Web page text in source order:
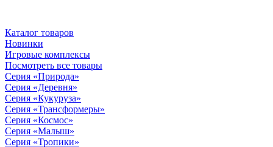
Каталог товаров
Новинки
Игровые комплексы
Посмотреть все товары
Серия «Природа»
Серия «Деревня»
Серия «Кукуруза»
Серия «Трансформеры»
Серия «Космос»
Серия «Малыш»
Серия «Тропики»